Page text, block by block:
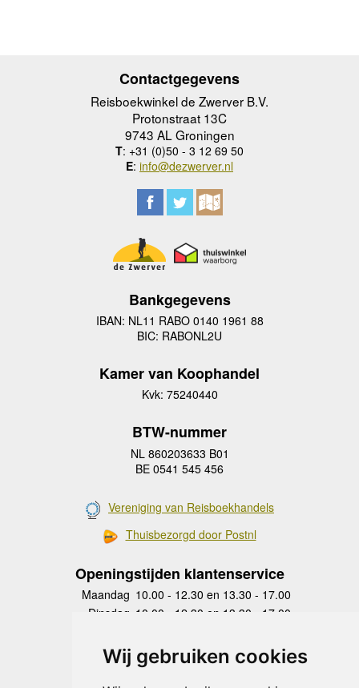
Wij gebruiken cookies
Contactgegevens
Reisboekwinkel de Zwerver B.V.
Protonstraat 13C
9743 AL Groningen
T: +31 (0)50 - 3 12 69 50
E: info@dezwerver.nl
Bankgegevens
IBAN: NL11 RABO 0140 1961 88
BIC: RABONL2U
Kamer van Koophandel
Kvk: 75240440
BTW-nummer
NL 860203633 B01
BE 0541 545 456
Vereniging van Reisboekhandels
Thuisbezorgd door Postnl
Openingstijden klantenservice
Maandag 10.00 - 12.30 en 13.30 - 17.00
Dinsdag 10.00 - 12.30 en 13.30 - 17.00
Donderdag
10.00 - 12.30 en 13.30 - 17.00
Vrijdag 10.00 - 12.30 en 13.30 - 17.00
Zaterdag
gesloten